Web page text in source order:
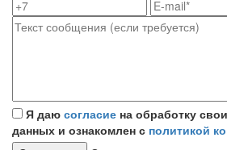
Я даю согласие на обработку
данных и ознакомлен с политикой